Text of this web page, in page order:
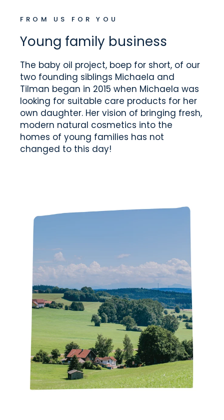
FROM US FOR YOU
Young family business
The baby oil project, boep for short, of our
two founding siblings Michaela and
Tilman began in 2015 when Michaela was
looking for suitable care products for her
own daughter. Her vision of bringing fresh,
modern natural cosmetics into the
homes of young families has not
changed to this day!